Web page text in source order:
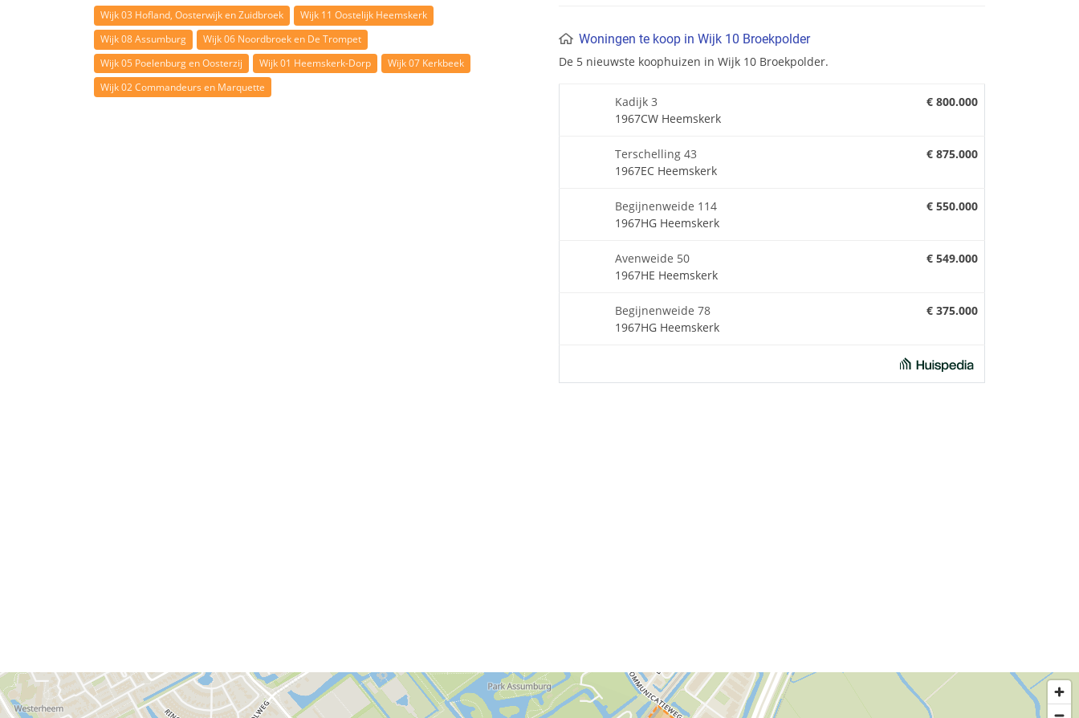
Wijk 03 Hofland, Oosterwijk en Zuidbroek
Wijk 11 Oostelijk Heemskerk
Wijk 08 Assumburg
Wijk 06 Noordbroek en De Trompet
Wijk 05 Poelenburg en Oosterzij
Wijk 01 Heemskerk-Dorp
Wijk 07 Kerkbeek
Wijk 02 Commandeurs en Marquette
Woningen te koop in Wijk 10 Broekpolder
De 5 nieuwste koophuizen in Wijk 10 Broekpolder.
Kadijk 3
1967CW Heemskerk
€ 800.000
Terschelling 43
1967EC Heemskerk
€ 875.000
Begijnenweide 114
1967HG Heemskerk
€ 550.000
Avenweide 50
1967HE Heemskerk
€ 549.000
Begijnenweide 78
1967HG Heemskerk
€ 375.000